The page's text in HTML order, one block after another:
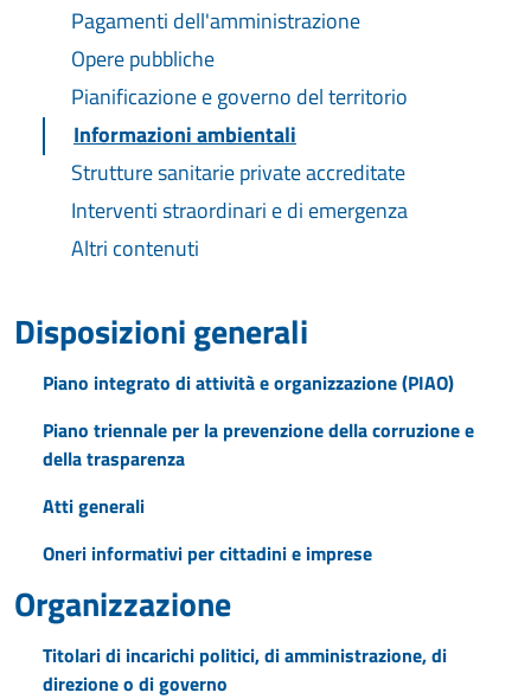
Pagamenti dell'amministrazione
Opere pubbliche
Pianificazione e governo del territorio
Informazioni ambientali
Strutture sanitarie private accreditate
Interventi straordinari e di emergenza
Altri contenuti
Disposizioni generali
Piano integrato di attività e organizzazione (PIAO)
Piano triennale per la prevenzione della corruzione e
della trasparenza
Atti generali
Oneri informativi per cittadini e imprese
Organizzazione
Titolari di incarichi politici, di amministrazione, di
direzione o di governo